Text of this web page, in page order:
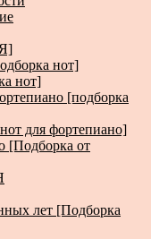
нот]
нот]
[подборка
для фортепиано]
[Подборка от
лет [Подборка